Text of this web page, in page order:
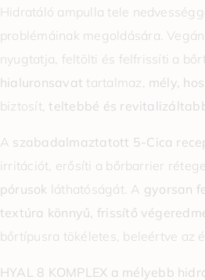
Hidratáló ampulla tele
problémáinak megoldására.
nyugtatja, feltölti és felfrissíti a
hialuronsavat tartalmaz, mély,
biztosít,teltebbé és
A szabadalmaztatott 5-Cica
irritációt, erősíti a bőrbarrier
pórusok láthatóságát. A gyorsan
textúra könnyű, frissítő
bőrtípusra tökéletes, beleértve az
HYAL 8 KOMPLEX a mélyebb